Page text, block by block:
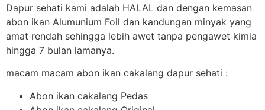
Dapur sehati kami adalah HALAL dan dengan kemasan
abon ikan Alumunium Foil dan kandungan minyak yang
amat rendah sehingga lebih awet tanpa pengawet kimia
hingga 7 bulan lamanya.
macam macam abon ikan cakalang dapur sehati :
Abon ikan cakalang Pedas